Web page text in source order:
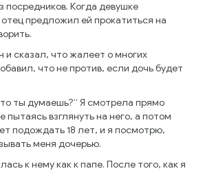
посредников. Когда девушке
предложил ей прокатиться на
сказал, что жалеет о многих
что не против, если дочь будет
ты думаешь?“ Я смотрела прямо
пытаясь взглянуть на него, а потом
подождать 18 лет, и я посмотрю,
меня дочерью.
к нему как к папе. После того, как я